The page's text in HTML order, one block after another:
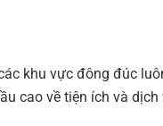
khu vực đông đúc
cao về tiện ích và